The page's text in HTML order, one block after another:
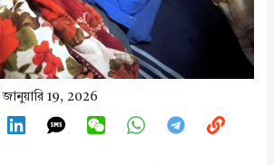
জানুয়ারি 19, 2026